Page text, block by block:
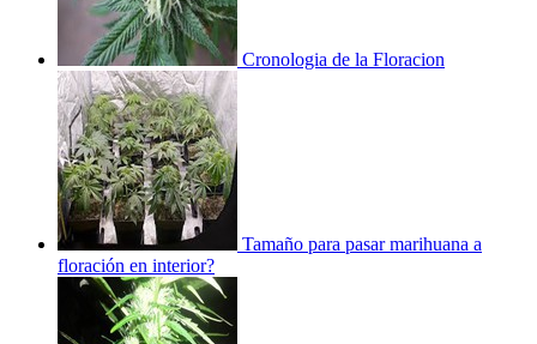
Cronologia de la Floracion
Tamaño para pasar marihuana a
floración en interior?